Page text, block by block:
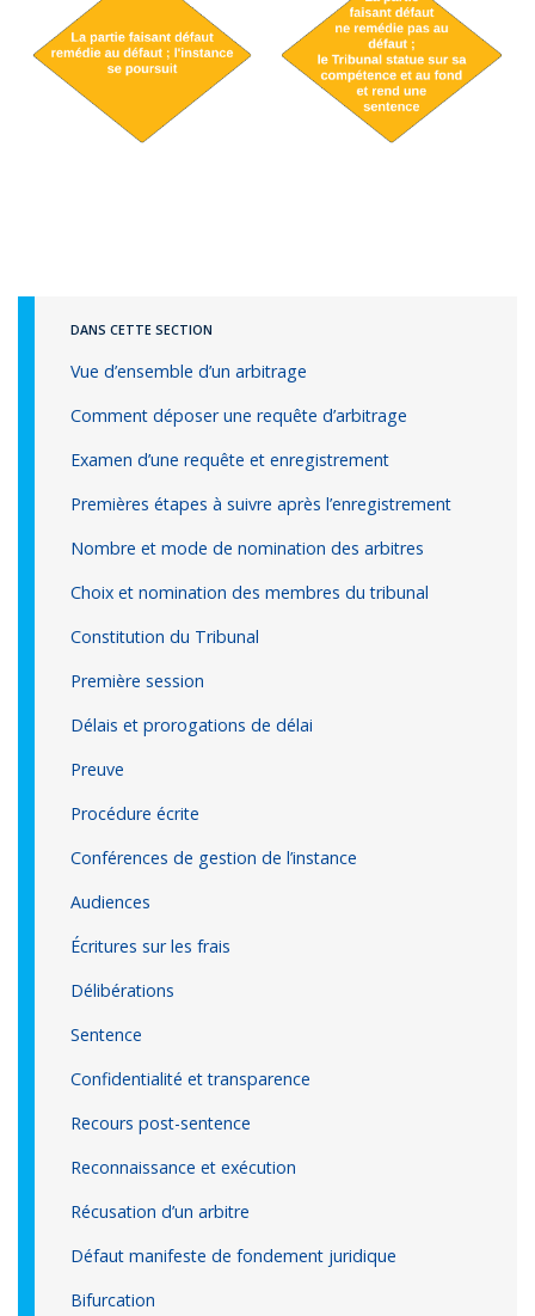
DANS CETTE SECTION
Vue d’ensemble d’un arbitrage
Comment déposer une requête d’arbitrage
Examen d’une requête et enregistrement
Premières étapes à suivre après l’enregistrement
Nombre et mode de nomination des arbitres
Choix et nomination des membres du tribunal
Constitution du Tribunal
Première session
Délais et prorogations de délai
Preuve
Procédure écrite
Conférences de gestion de l’instance
Audiences
Écritures sur les frais
Délibérations
Sentence
Confidentialité et transparence
Recours post-sentence
Reconnaissance et exécution
Récusation d’un arbitre
Défaut manifeste de fondement juridique
Bifurcation